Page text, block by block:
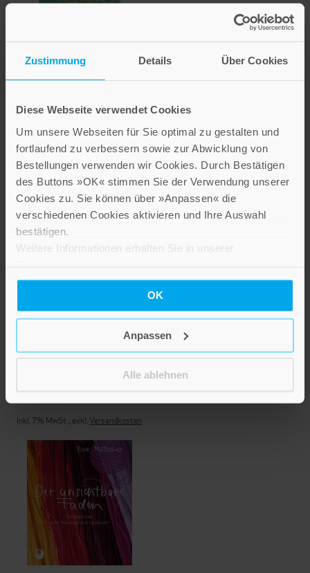
Zustimmung Details Über Cookies
Diese Webseite verwendet Cookies
Um unsere Webseiten für Sie optimal zu gestalten und
fortlaufend zu verbessern sowie zur Abwicklung von
Bestellungen verwenden wir Cookies. Durch Bestätigen
des Buttons »OK« stimmen Sie der Verwendung unserer
Cookies zu. Sie können über »Anpassen« die
verschiedenen Cookies aktivieren und Ihre Auswahl
bestätigen.
Weitere Informationen erhalten Sie in unserer
OK
Anpassen
Alle ablehnen
Das Geheimnis der
Langsamkeit
18,00 €
Träume
5,00 €
Inkl. 7% MwSt. exkl. Versandkosten